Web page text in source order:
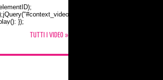
dedicata a Flynn
});
TUTTI I VIDEO »